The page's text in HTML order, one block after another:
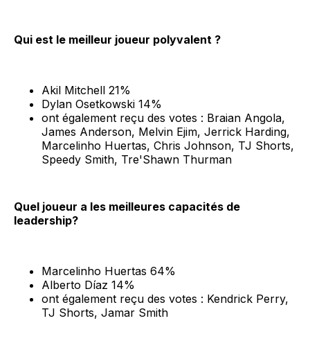
Qui est le meilleur joueur polyvalent ?
Akil Mitchell 21%
Dylan Osetkowski 14%
ont également reçu des votes : Braian Angola,
James Anderson, Melvin Ejim, Jerrick Harding,
Marcelinho Huertas, Chris Johnson, TJ Shorts,
Speedy Smith, Tre'Shawn Thurman
Quel joueur a les meilleures capacités de
leadership?
Marcelinho Huertas 64%
Alberto Díaz 14%
ont également reçu des votes : Kendrick Perry,
TJ Shorts, Jamar Smith